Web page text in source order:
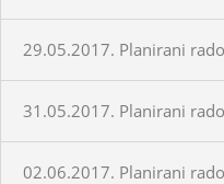
29.05.2017. Planirani
31.05.2017. Planirani
02.06.2017. Planirani